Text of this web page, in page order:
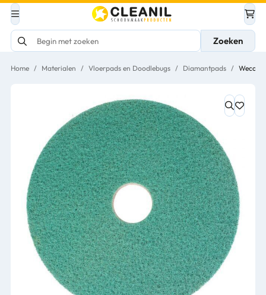
Zoeken
Home / Materialen / Vloerpads en Doodlebugs / Diamantpads /